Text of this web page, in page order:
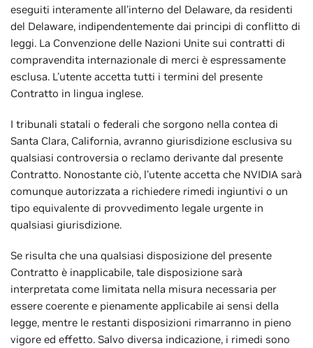
eseguiti interamente all'interno del Delaware, da residenti
del Delaware, indipendentemente dai principi di conflitto di
leggi. La Convenzione delle Nazioni Unite sui contratti di
compravendita internazionale di merci è espressamente
esclusa. L'utente accetta tutti i termini del presente
Contratto in lingua inglese.
I tribunali statali o federali che sorgono nella contea di
Santa Clara, California, avranno giurisdizione esclusiva su
qualsiasi controversia o reclamo derivante dal presente
Contratto. Nonostante ciò, l'utente accetta che NVIDIA sarà
comunque autorizzata a richiedere rimedi ingiuntivi o un
tipo equivalente di provvedimento legale urgente in
qualsiasi giurisdizione.
Se risulta che una qualsiasi disposizione del presente
Contratto è inapplicabile, tale disposizione sarà
interpretata come limitata nella misura necessaria per
essere coerente e pienamente applicabile ai sensi della
legge, mentre le restanti disposizioni rimarranno in pieno
vigore ed effetto. Salvo diversa indicazione, i rimedi sono